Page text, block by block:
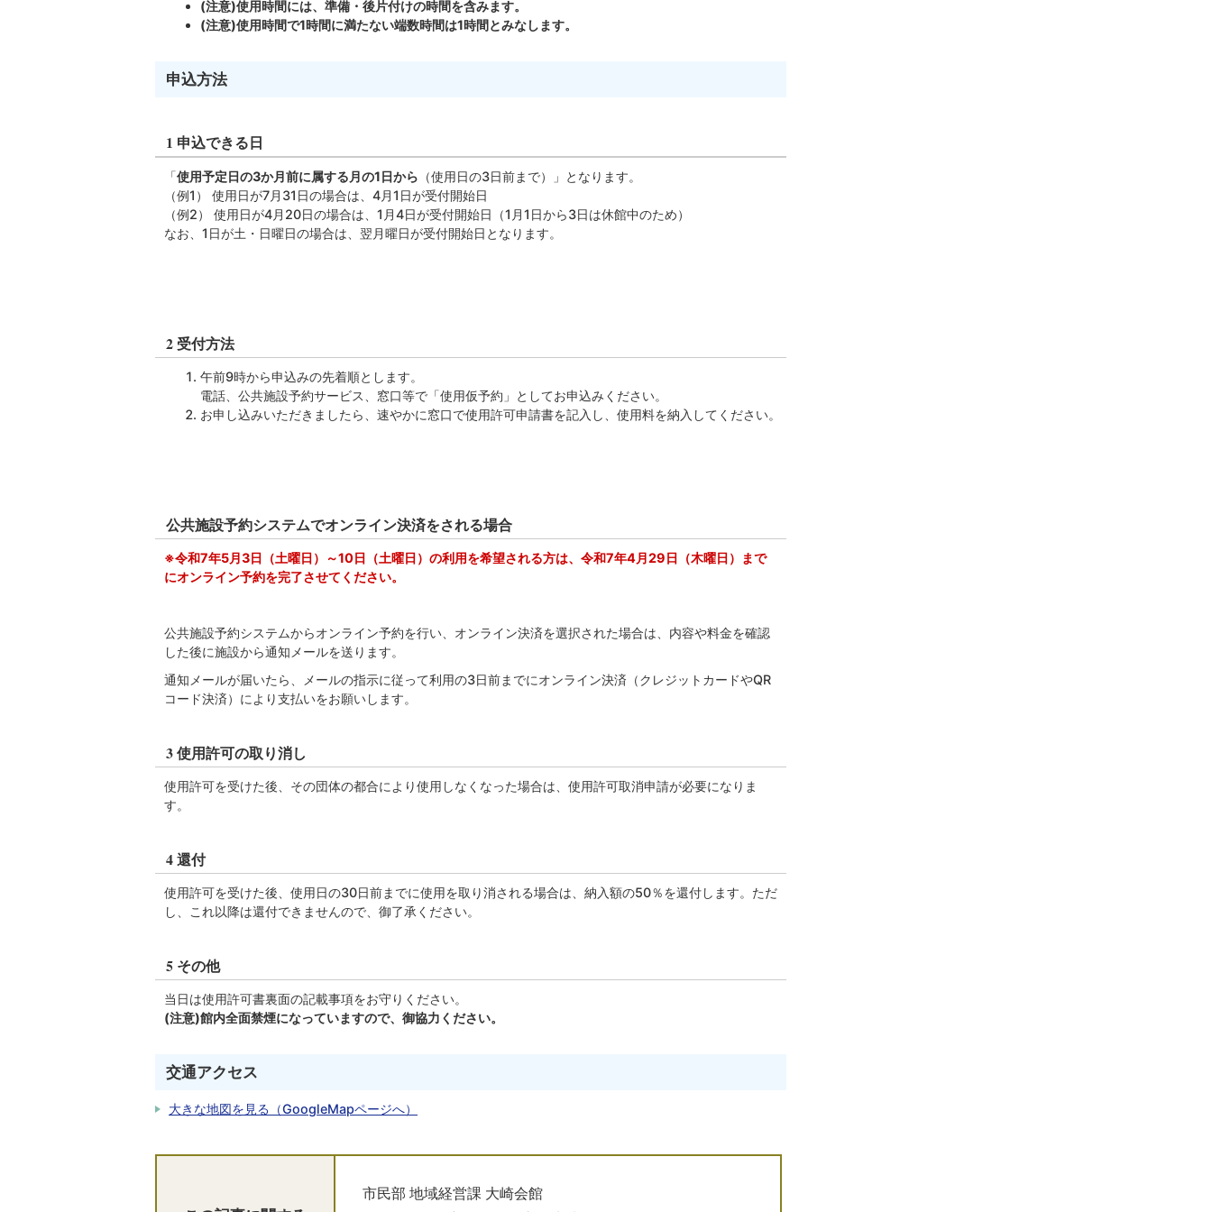
(注意)使用時間には、準備・後片付けの時間を含みます。
(注意)使用時間で1時間に満たない端数時間は1時間とみなします。
申込方法
1 申込できる日
「使用予定日の3か月前に属する月の1日から （使用日の3日前まで）」となります。
（例1） 使用日が7月31日の場合は、4月1日が受付開始日
（例2） 使用日が4月20日の場合は、1月4日が受付開始日（1月1日から3日は休館中のため）
なお、1日が土・日曜日の場合は、翌月曜日が受付開始日となります。
2 受付方法
午前9時から申込みの先着順とします。
電話、公共施設予約サービス、窓口等で「使用仮予約」としてお申込みください。
お申し込みいただきましたら、速やかに窓口で使用許可申請書を記入し、使用料を納入してください。
公共施設予約システムでオンライン決済をされる場合
※令和7年5月3日（土曜日）～10日（土曜日）の利用を希望される方は、令和7年4月29日（木曜日）まで
にオンライン予約を完了させてください。
公共施設予約システムからオンライン予約を行い、オンライン決済を選択された場合は、内容や料金を確認
した後に施設から通知メールを送ります。
通知メールが届いたら、メールの指示に従って利用の3日前までにオンライン決済（クレジットカードやQR
コード決済）により支払いをお願いします。
3 使用許可の取り消し
使用許可を受けた後、その団体の都合により使用しなくなった場合は、使用許可取消申請が必要になりま
す。
4 還付
使用許可を受けた後、使用日の30日前までに使用を取り消される場合は、納入額の50％を還付します。ただ
し、これ以降は還付できませんので、御了承ください。
5 その他
当日は使用許可書裏面の記載事項をお守りください。
(注意)館内全面禁煙になっていますので、御協力ください。
交通アクセス
大きな地図を見る（GoogleMapページへ）
市民部 地域経営課 大崎会館